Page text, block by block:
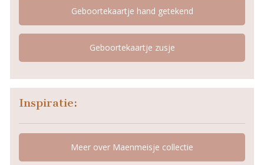
Geboortekaartje hand getekend
Geboortekaartje zusje
Inspiratie:
Meer over Maenmeisje collectie